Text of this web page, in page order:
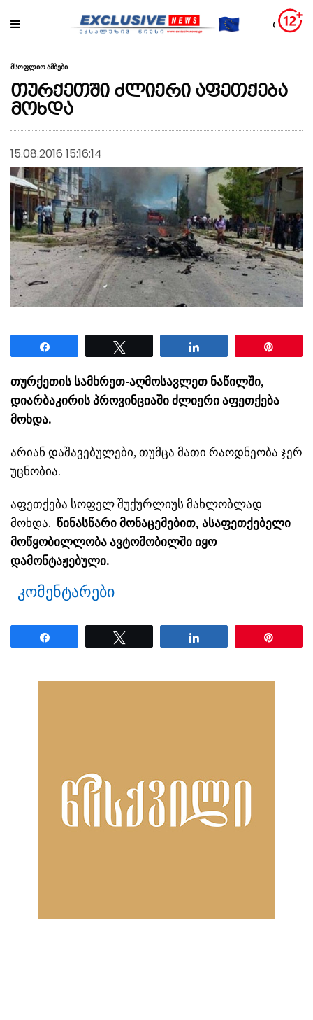
მსოფლიო ამბები
თურქეთში ძლიერი აფეთქება
მოხდა
15.08.2016 15:16:14
თურქეთის სამხრეთ-აღმოსავლეთ ნაწილში,
დიარბაკირის პროვინციაში ძლიერი აფეთქება
მოხდა.
არიან დაშავებულები, თუმცა მათი რაოდნეობა ჯერ
უცნობია.
აფეთქება სოფელ შუქურლიუს მახლობლად
მოხდა. წინასწარი მონაცემებით, ასაფეთქებელი
მოწყობილლობა ავტომობილში იყო
დამონტაჟებული.
კომენტარები